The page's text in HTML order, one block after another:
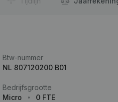
Btw-nummer
NL 807120200 B01
Bedrijfsgrootte
Micro
0 FTE